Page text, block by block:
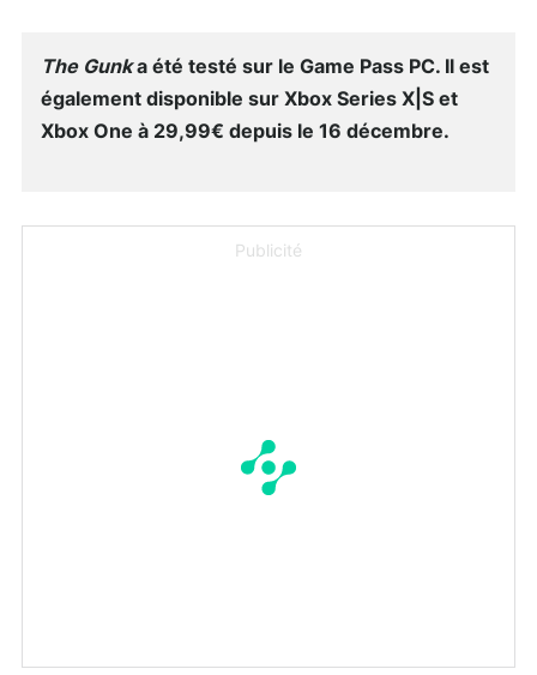
The Gunka été testé sur le Game Pass PC. Il est
également disponible sur Xbox Series X|S et
Xbox One à 29,99€ depuis le 16 décembre.
Publicité